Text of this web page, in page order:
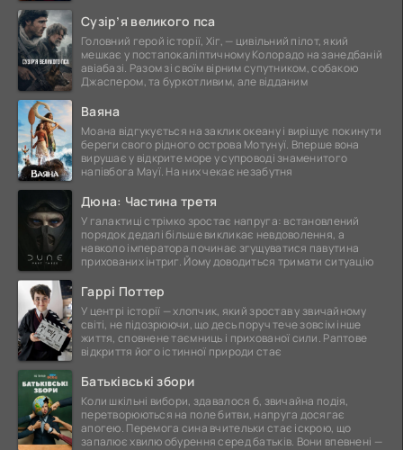
Сузір’я великого пса
Головний герой історії, Хіг, — цивільний пілот, який
мешкає у постапокаліптичному Колорадо на занедбаній
авіабазі. Разом зі своїм вірним супутником, собакою
Джаспером, та буркотливим, але відданим
Ваяна
Моана відгукується на заклик океану і вирішує покинути
береги свого рідного острова Мотунуї. Вперше вона
вирушає у відкрите море у супроводі знаменитого
напівбога Мауї. На них чекає незабутня
Дюна: Частина третя
У галактиці стрімко зростає напруга: встановлений
порядок дедалі більше викликає невдоволення, а
навколо імператора починає згущуватися павутина
прихованих інтриг. Йому доводиться тримати ситуацію
Гаррі Поттер
У центрі історії — хлопчик, який зростав у звичайному
світі, не підозрюючи, що десь поруч тече зовсім інше
життя, сповнене таємниць і прихованої сили. Раптове
відкриття його істинної природи стає
Батьківські збори
Коли шкільні вибори, здавалося б, звичайна подія,
перетворюються на поле битви, напруга досягає
апогею. Перемога сина вчительки стає іскрою, що
запалює хвилю обурення серед батьків. Вони впевнені —